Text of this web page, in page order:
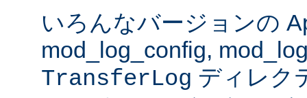
いろんなバージョンの
mod_log_config,
TransferLog ディレク